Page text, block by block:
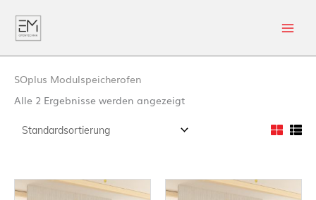
SOplus Modulspeicherofen
Alle 2 Ergebnisse werden angezeigt